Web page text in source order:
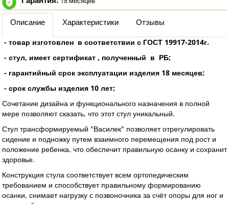
Описание Характеристики Отзывы
- товар изготовлен в соответствии с ГОСТ 19917-2014г.
- стул, имеет сертификат , полученный в РБ;
- гарантийный срок эксплуатации изделия 18 месяцев;
- срок службы изделия 10 лет;
Сочетание дизайна и функционального назначения в полной
мере позволяют сказать, что этот стул уникальный.
Стул трансформируемый "Василек" позволяет отрегулировать
сидение и подножку путем взаимного перемещения под рост и
положение ребенка, что обеспечит правильную осанку и сохранит
здоровье.
Конструкция стула соответствует всем ортопедическим
требованием и способствует правильному формированию
осанки, снимает нагрузку с позвоночника за счёт опоры для ног и